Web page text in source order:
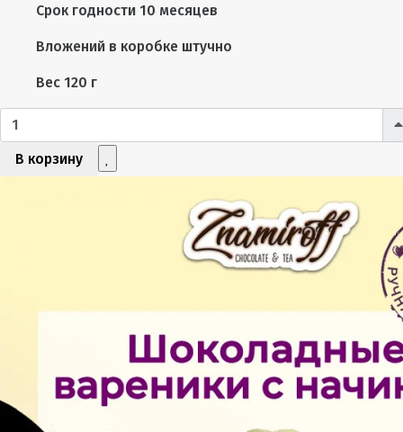
Срок годности 10 месяцев
Вложений в коробке штучно
Вес 120 г
В корзину